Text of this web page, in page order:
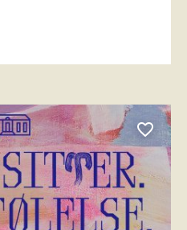
favorite_outlined